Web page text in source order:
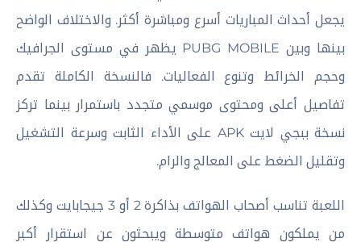
يجعل أحداث المباريات أسرع ومباشرة أكثر. والاختلاف الواضح
بينها وبين PUBG MOBILE يظهر في مستوى الجرافيك
وحجم الخرائط وتنوع الفعاليات. فالنسخة الكاملة تقدم
تفاصيل أعلى ومحتوى موسمي متجدد باستمرار بينما تركز
نسخة ببجي لايت APK على الأداء الثابت وسرعة التشغيل
وتقليل الضغط على المعالج والرام.
اللعبة تناسب أصحاب الهواتف بذاكرة 2 أو 3 جيجابايت وكذلك
من يملكون هواتف متوسطة ويبحثون عن استقرار أكبر